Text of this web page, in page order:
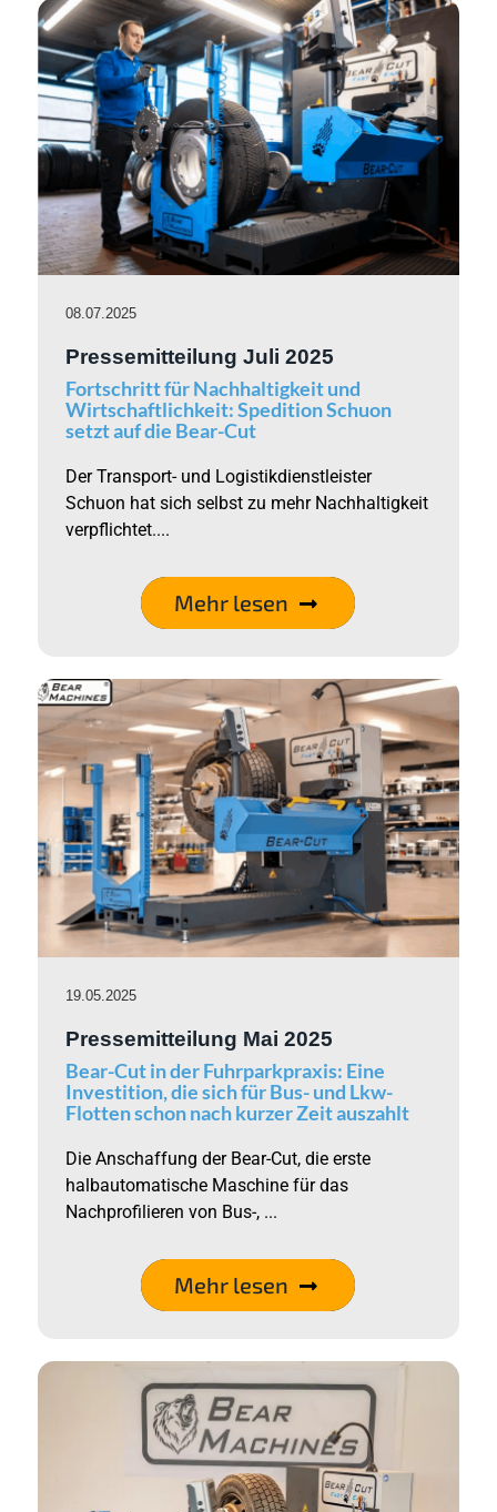
08.07.2025
Pressemitteilung Juli 2025
Fortschritt für Nachhaltigkeit und
Wirtschaftlichkeit: Spedition Schuon
setzt auf die Bear-Cut
Der Transport- und Logistikdienstleister
Schuon hat sich selbst zu mehr Nachhaltigkeit
verpflichtet....
Mehr lesen
19.05.2025
Pressemitteilung Mai 2025
Bear-Cut in der Fuhrparkpraxis: Eine
Investition, die sich für Bus- und Lkw-
Flotten schon nach kurzer Zeit auszahlt
Die Anschaffung der Bear-Cut, die erste
halbautomatische Maschine für das
Nachprofilieren von Bus-, ...
Mehr lesen